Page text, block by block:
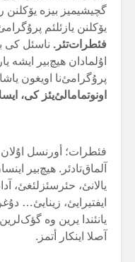
گچیشیمیز بیزە یۆکلنن
یۆکلنن یازئلئم
فئطرات‌تئر. ناسئل کی
اۇلمادان هیچ‌بیر ایشە
پرۇگرامئ‌نا اویغون
اونوتمامالئ‌یئز کی،
فئطرات؛ أورنسل
آلماق‌تادئر. هیچ‌بیر
یالانئ، حئرسئزلئغئ،
ایفتیرایئ، زینایئ…
یانئندا یرین وە
آصلا اینکار أتمز.